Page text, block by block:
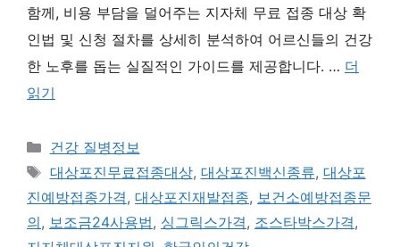
함께, 비용 부담을 덜어주는 지자체 무료 접종 대상 확
인법 및 신청 절차를 상세히 분석하여 어르신들의 건강
한 노후를 돕는 실질적인 가이드를 제공합니다. … 더
읽기
카
테
고
리
건강 질병정보
태
그
대상포진무료접종대상, 대상포진백신종류, 대상포
진예방접종가격, 대상포진재발접종, 보건소예방접종문
의, 보조금24사용법, 싱그릭스가격, 조스타박스가격,